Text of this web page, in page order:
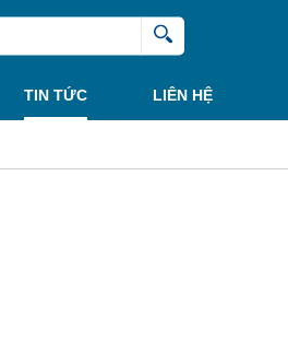
TIN TỨC LIÊN HỆ